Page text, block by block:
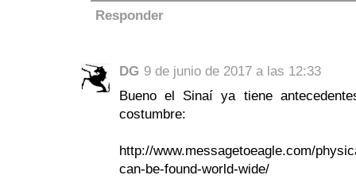
Responder
DG 9 de junio de 2017 a las 12:33
Bueno el Sinaí ya tiene
costumbre:
http://www.messagetoeagle.com/
can-be-found-world-wide/